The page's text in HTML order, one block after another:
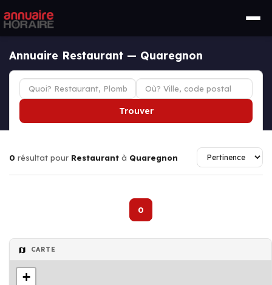
Annuaire Restaurant — Quaregnon
Trouver
0 résultat pour Restaurant à Quaregnon
0
CARTE
+